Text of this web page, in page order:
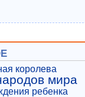
королева
мира
ребенка